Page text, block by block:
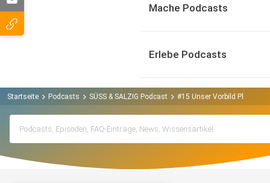
Mache Podcasts
Erlebe Podcasts
Startseite Podcasts SÜSS & SALZIG Podcast #15 Unser Vorbild Philip